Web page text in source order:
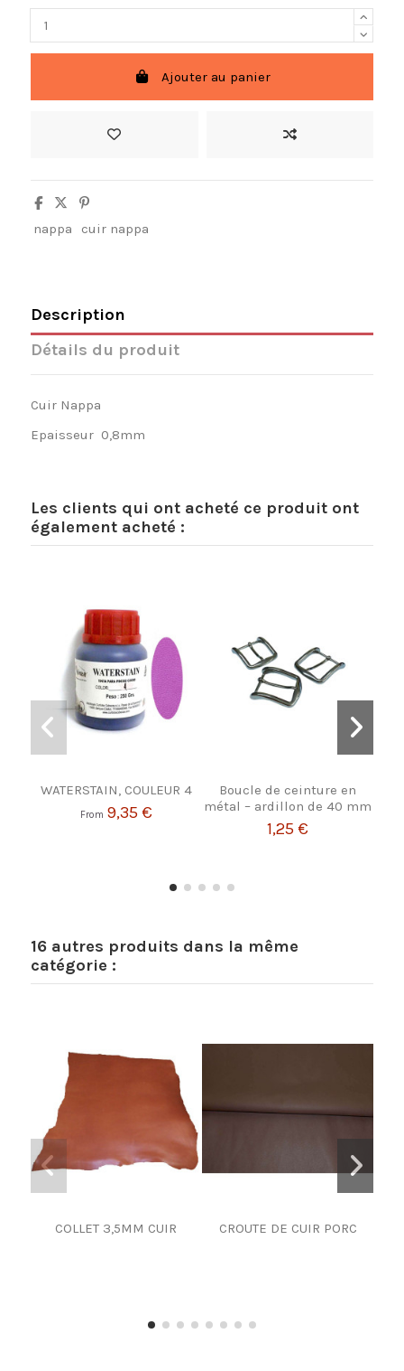
Ajouter au panier
nappa cuir nappa
Description
Détails du produit
Cuir Nappa
Epaisseur 0,8mm
Les clients qui ont acheté ce produit ont
également acheté :
WATERSTAIN, COULEUR 4
From 9,35 €
Boucle de ceinture en
métal – ardillon de 40 mm
1,25 €
16 autres produits dans la même
catégorie :
COLLET 3,5MM CUIR CROUTE DE CUIR PORC